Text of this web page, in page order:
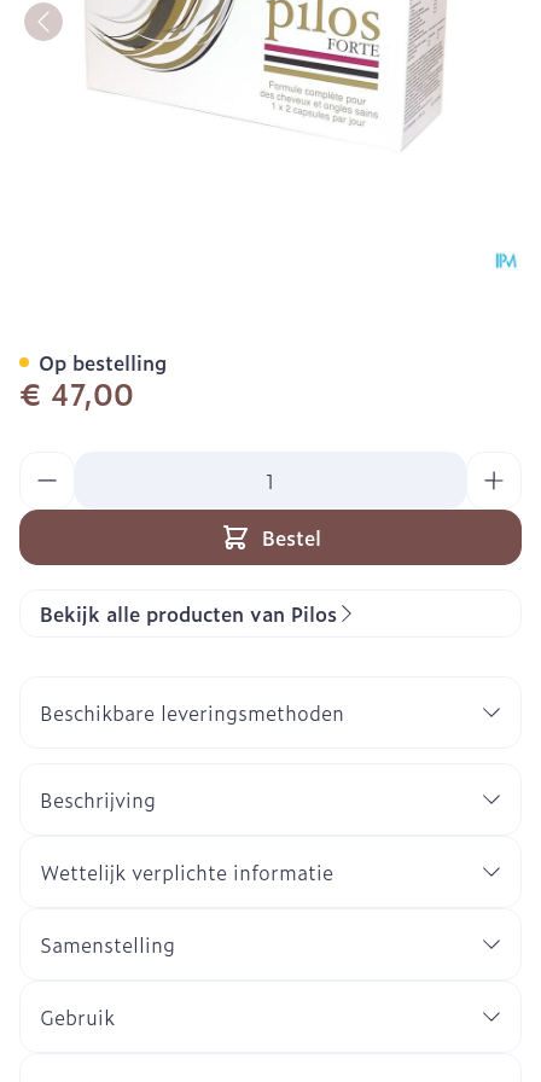
€ 47,00
Bestel
Op bestelling
Bekijk alle producten van Pilos
Beschikbare leveringsmethoden
Beschrijving
Wettelijk verplichte informatie
Samenstelling
Gebruik